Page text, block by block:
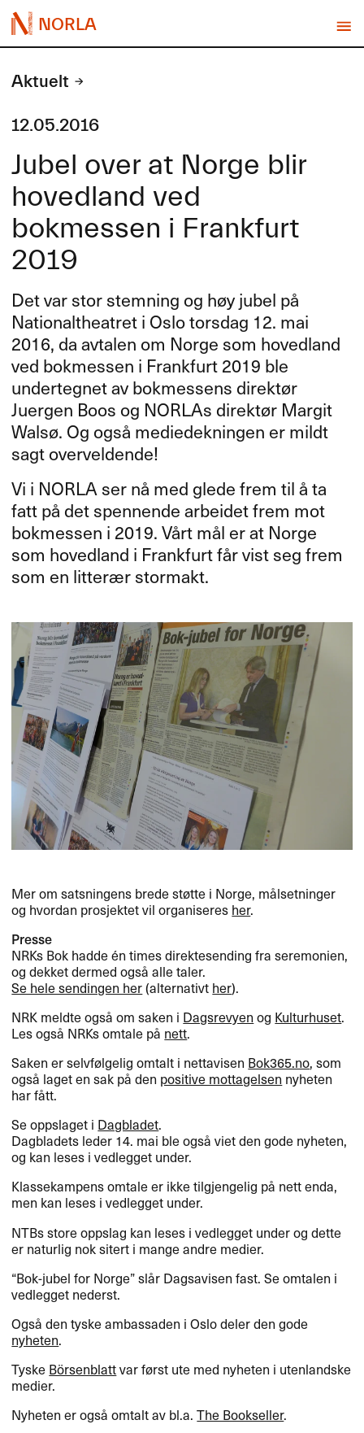
NORLA
Aktuelt
12.05.2016
Jubel over at Norge blir
hovedland ved
bokmessen i Frankfurt
2019
Det var stor stemning og høy jubel på
Nationaltheatret i Oslo torsdag 12. mai
2016, da avtalen om Norge som hovedland
ved bokmessen i Frankfurt 2019 ble
undertegnet av bokmessens direktør
Juergen Boos og NORLAs direktør Margit
Walsø. Og også mediedekningen er mildt
sagt overveldende!
Vi i NORLAser nå med glede frem til å ta
fatt på det spennende arbeidet frem mot
bokmessen i 2019. Vårt mål er at Norge
som hovedland i Frankfurt får vist seg frem
som en litterær stormakt.
Mer om satsningens brede støtte i Norge, målsetninger
og hvordan prosjektet vil organiseres her.
Presse
NRKs Bok hadde én times direktesending fra seremonien,
og dekket dermed også alle taler.
Se hele sendingen her(alternativt her).
NRK meldte også om saken i Dagsrevyen og Kulturhuset.
Les også NRKs omtale på nett.
Saken er selvfølgelig omtalt i nettavisen Bok365.no, som
også laget en sak på den positive mottagelsen nyheten
har fått.
Se oppslaget i Dagbladet.
Dagbladets leder 14. mai ble også viet den gode nyheten,
og kan leses i vedlegget under.
Klassekampens omtale er ikke tilgjengelig på nett enda,
men kan leses i vedlegget under.
NTBs store oppslag kan leses i vedlegget under og dette
er naturlig nok sitert i mange andre medier.
“Bok-jubel for Norge” slår Dagsavisen fast. Se omtalen i
vedlegget nederst.
Også den tyske ambassaden i Oslo deler den gode
nyheten.
Tyske Börsenblattvar først ute med nyheten i utenlandske
medier.
Nyheten er også omtalt av bl.a.The Bookseller.